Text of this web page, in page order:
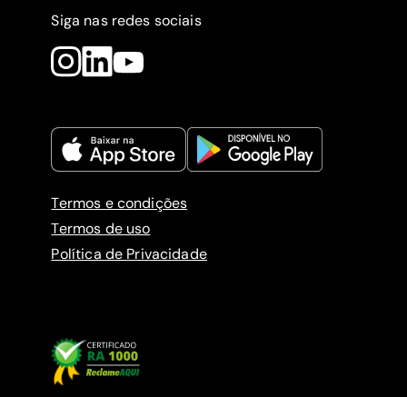
Siga nas redes sociais
Termos e condições
Termos de uso
Política de Privacidade